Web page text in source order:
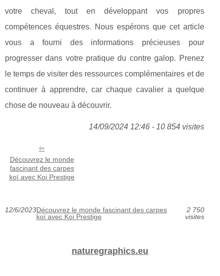
votre cheval, tout en développant vos propres
compétences équestres. Nous espérons que cet article
vous a fourni des informations précieuses pour
progresser dans votre pratique du contre galop. Prenez
le temps de visiter des ressources complémentaires et de
continuer à apprendre, car chaque cavalier a quelque
chose de nouveau à découvrir.
14/09/2024 12:46 - 10 854 visites
Découvrez le monde
fascinant des carpes
koï avec Koi Prestige
12/6/2023Découvrez le monde fascinant des carpes
koï avec Koi Prestige
2 750
visites
naturegraphics.eu